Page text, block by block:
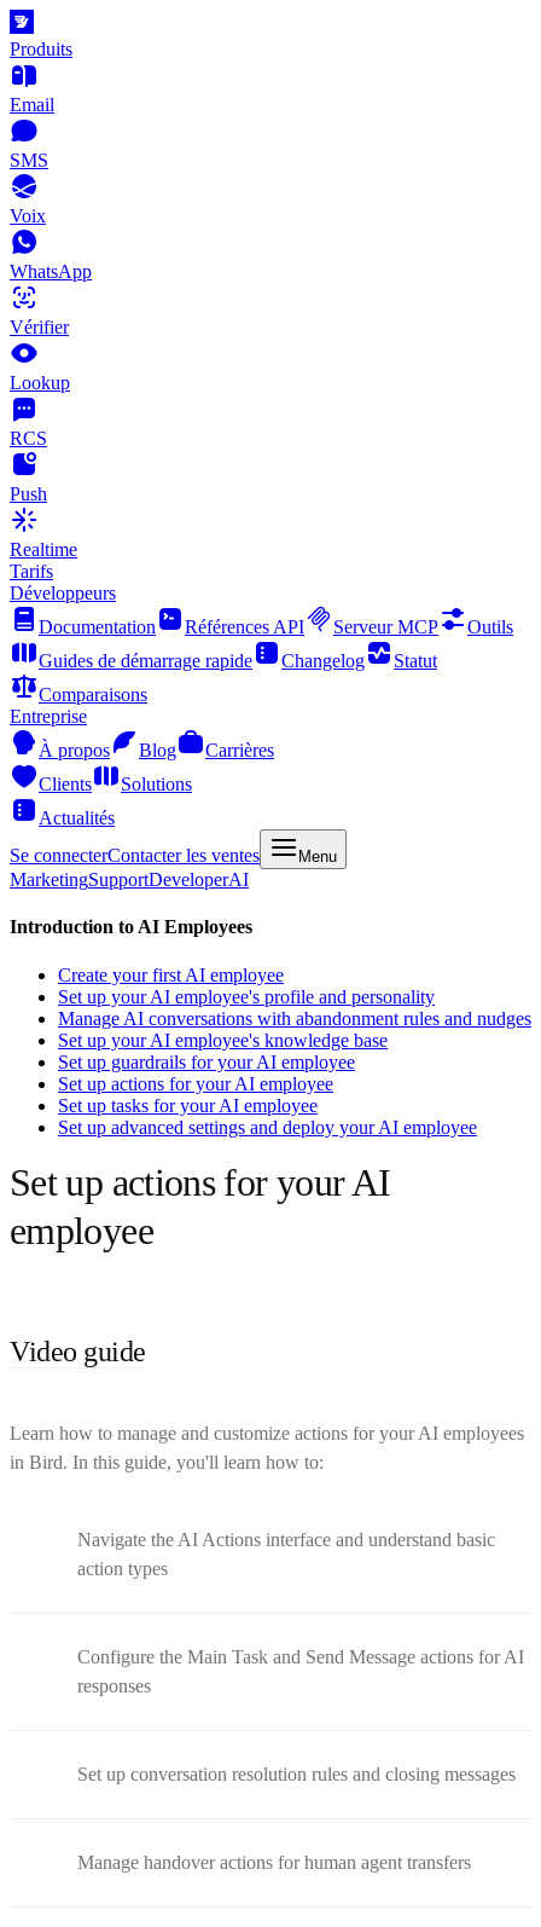
Produits
Email
SMS
Voix
WhatsApp
Vérifier
Lookup
RCS
Push
Realtime
Tarifs
Développeurs
Documentation
Références API Serveur MCP
Outils
Guides de démarrage rapide
Changelog
Statut
Comparaisons
Entreprise
À propos
Blog
Carrières
Clients
Solutions
Actualités
Se connecterContacter les ventes Menu
MarketingSupportDeveloperAI
Introduction to AI Employees
Create your first AI employee
Set up your AI employee's profile and personality
Manage AI conversations with abandonment rules and nudges
Set up your AI employee's knowledge base
Set up guardrails for your AI employee
Set up actions for your AI employee
Set up tasks for your AI employee
Set up advanced settings and deploy your AI employee
Set up actions for your AI
employee
Video guide
Learn how to manage and customize actions for your AI employees
in Bird. In this guide, you'll learn how to:
Navigate the AI Actions interface and understand basic
action types
Configure the Main Task and Send Message actions for AI
responses
Set up conversation resolution rules and closing messages
Manage handover actions for human agent transfers